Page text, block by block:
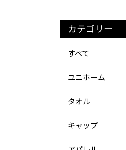
カテゴリー
すべて
ユニホーム
タオル
キャップ